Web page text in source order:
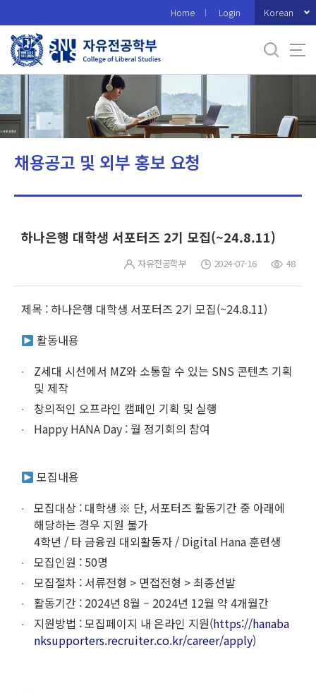
로
메
뉴
Home Login Korean
채용공고 및 외부 홍보 요청
하나은행 대학생 서포터즈 2기 모집(~24.8.11)
자유전공학부 2024-07-16 48
제목 : 하나은행 대학생 서포터즈 2기 모집(~24.8.11)
활동내용
Z세대 시선에서 MZ와 소통할 수 있는 SNS 콘텐츠 기획
및 제작
창의적인 오프라인 캠페인 기획 및 실행
Happy HANA Day : 월 정기회의 참여
모집내용
모집대상 : 대학생 ※ 단, 서포터즈 활동기간 중 아래에
해당하는 경우 지원 불가
4학년 / 타 금융권 대외활동자 / Digital Hana 훈련생
모집인원 : 50명
모집절차 : 서류전형 > 면접전형 > 최종선발
활동기간 : 2024년 8월 – 2024년 12월 약 4개월간
지원방법 : 모집페이지 내 온라인 지원(https://hanaba
nksupporters.recruiter.co.kr/career/apply)